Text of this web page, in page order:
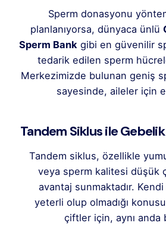
Sperm donasyonu
planlanıyorsa, dünyaca ünlü
Sperm Bank gibi en güvenilir
tedarik edilen sperm
Merkezimizde bulunan geniş
sayesinde, aileler için
Tandem Siklus ile Gebelik
Tandem siklus, özellikle
veya sperm kalitesi düşük
avantaj sunmaktadır.
yeterli olup olmadığı
çiftler için, aynı anda